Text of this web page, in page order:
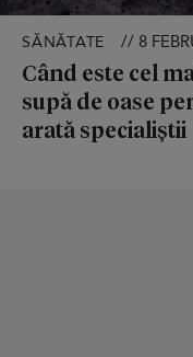
SĂNĂTATE // 8
Când este cel
supă de oase
arată specialiștii